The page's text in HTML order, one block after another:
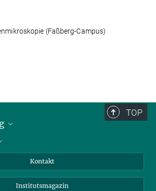
(Faßberg-Campus)
TOP
Kontakt
Institutsmagazin